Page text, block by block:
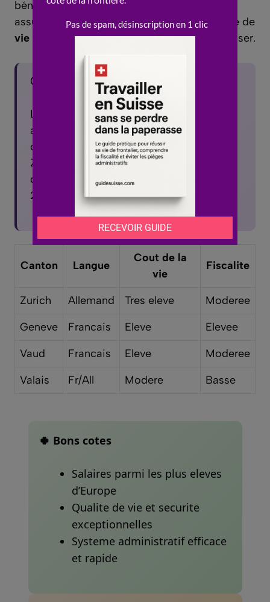
bénéficie d’uneassurance
assure une couverture complète. L’espérance de
vie atteint 84 ans en 2022 et devrait progresser.
🌍 Le saviez-vous ?
La Suisse compte 26 cantons, chacun
avec ses propres lois et reglements. Le
cout de la vie varie de 20 a 30% entre
Zurich et le Valais. Plus de 2 millions
d’etrangers vivent en Suisse, soit pres de
25% de la population.
Canton Langue
Cout de la
vie
Fiscalite
Zurich Allemand Tres eleve
Moderee
Geneve
Francais Eleve
Elevee
Vaud
Francais Eleve
Moderee
Valais
Fr/All Modere Basse
🍀 Bons cotes
Salaires parmi les plus eleves
d’Europe
Qualite de vie et securite
exceptionnelles
Systeme administratif efficace
et rapide